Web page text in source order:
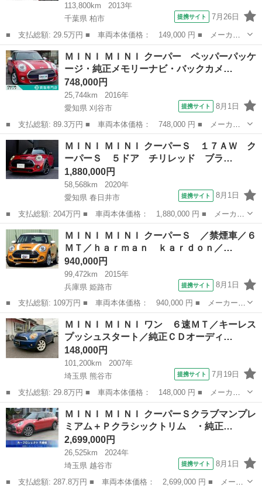
113,800km
2013年
千葉県 柏市
提携サイト 7月26日
■ 支払総額: 29.5万円 ■ 車両本体価格： 149,000 円 ■ メーカー
名： ＭＩＮＩ ■ 車種名： ＭＩＮＩ ■ グレード名： ユーザ
ー買取車／２トーン／チリパッケージ／革シート／純正カーオーディ
オ／ブルート...
千葉 柏市
ＭＩＮＩ ＭＩＮＩ クーパー ペッパーパッケ
ージ・純正メモリーナビ・バックカメ…
748,000円
25,744km
2016年
愛知県 刈谷市
提携サイト 8月1日
■ 支払総額: 89.3万円 ■ 車両本体価格： 748,000 円 ■ メーカー
名： ＭＩＮＩ ■ 車種名： ＭＩＮＩ ■ グレード名： クーパ
ー ペッパーパッケージ・純正メモリーナビ・バックカメラ・Ｂｌｕ
ｅｔｏｏｔｈオ...
愛知 刈谷市
ＭＩＮＩ ＭＩＮＩ クーパーＳ １７ＡＷ ク
ーパーＳ ５ドア チリレッド ブラ…
1,880,000円
58,568km
2020年
愛知県 春日井市
提携サイト 8月1日
■ 支払総額: 204万円 ■ 車両本体価格： 1,880,000 円 ■ メーカー
名： ＭＩＮＩ ■ 車種名： ＭＩＮＩ ■ グレード名： クーパー
Ｓ １７ＡＷ クーパーＳ ５ドア チリレッド ブラックルーフ
ＬＥＤヘッ...
愛知 春日井市
ＭＩＮＩ ＭＩＮＩ クーパーＳ ／禁煙車／６
ＭＴ／ｈａｒｍａｎ ｋａｒｄｏｎ／…
940,000円
99,472km
2015年
兵庫県 姫路市
提携サイト 8月1日
■ 支払総額: 109万円 ■ 車両本体価格： 940,000 円 ■ メーカー
名： ＭＩＮＩ ■ 車種名： ＭＩＮＩ ■ グレード名： クーパー
Ｓ ／禁煙車／６ＭＴ／ｈａｒｍａｎ ｋａｒｄｏｎ／純正ナビ／Ｂ
ｌｕｅｔｏｏｔ...
兵庫 姫路市 ミニ
ＭＩＮＩ ＭＩＮＩ ワン ６速ＭＴ／キーレス
プッシュスタート／純正ＣＤオーディ…
148,000円
101,200km
2007年
埼玉県 熊谷市
提携サイト 7月19日
■ 支払総額: 29.8万円 ■ 車両本体価格： 148,000 円 ■ メーカー
名： ＭＩＮＩ ■ 車種名： ＭＩＮＩ ■ グレード名： ワン ６
速ＭＴ／キーレスプッシュスタート／純正ＣＤオーディオ／ＡＡＣ／
ＥＴＣ／パワ...
埼玉 熊谷市
ＭＩＮＩ ＭＩＮＩ クーパーＳクラブマンプレ
ミアム＋Ｐクラシックトリム ・純正…
2,699,000円
26,525km
2024年
埼玉県 越谷市
提携サイト 8月1日
■ 支払総額: 287.8万円 ■ 車両本体価格： 2,699,000 円 ■ メーカ